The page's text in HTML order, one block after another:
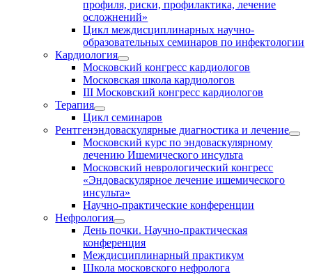
профиля, риски, профилактика, лечение
осложнений»
Цикл междисциплинарных научно-
образовательных семинаров по инфектологии
Кардиология
Московский конгресс кардиологов
Московская школа кардиологов
III Московский конгресс кардиологов
Терапия
Цикл семинаров
Рентгенэндоваскулярные диагностика и лечение
Московский курс по эндоваскулярному
лечению Ишемического инсульта
Московский неврологический конгресс
«Эндоваскулярное лечение ишемического
инсульта»
Научно-практические конференции
Нефрология
День почки. Научно-практическая
конференция
Междисциплинарный практикум
Школа московского нефролога